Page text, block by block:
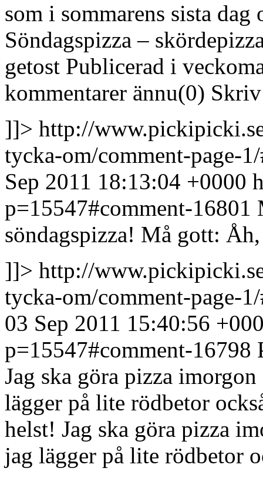
som i sommarens sista
Söndagspizza –
getost Publicerad i
kommentarer ännu(0)
]]> http://
tycka-om/comment-page-
Sep 2011 18:13:04 +0000
p=15547#comment-16801
söndagspizza! Må gott: Åh,
]]> http://
tycka-om/comment-page-
03 Sep 2011 15:40:56
p=15547#comment-16798
Jag ska göra pizza
lägger på lite rödbetor
helst! Jag ska göra pizza
jag lägger på lite rödbetor